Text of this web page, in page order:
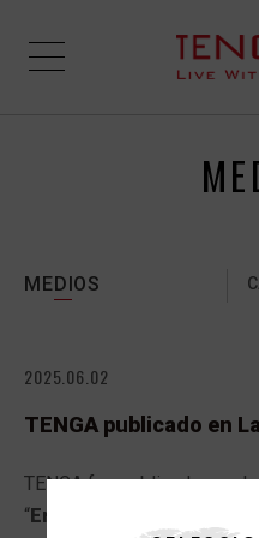
MEDIOS
2025.06.02
TENGA publicado en
TENGA fue publicado en el
“ Entrevista exclusiva